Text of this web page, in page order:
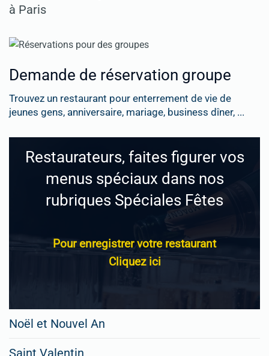
à Paris
Demande de réservation groupe
Trouvez un restaurant pour enterrement de vie de
jeunes gens, anniversaire, mariage, business dîner, ...
Restaurateurs, faites figurer vos
menus spéciaux dans nos
rubriques Spéciales Fêtes
Pour enregistrer votre restaurant
Cliquez ici
Noël et Nouvel An
Saint Valentin